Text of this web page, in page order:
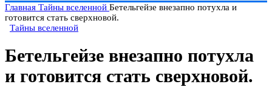
Главная Тайны вселенной Бетельгейзе внезапно потухла и
готовится стать сверхновой.
Тайны вселенной
Бетельгейзе внезапно потухла
и готовится стать сверхновой.